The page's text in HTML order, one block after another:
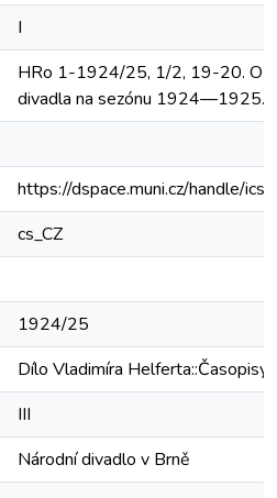
I
HRo 1-1924/25, 1/2, 19-20. O
divadla na sezónu 1924—1925.
https://dspace.muni.cz/handle/
cs_CZ
1924/25
Dílo Vladimíra Helferta::Časopisy
III
Národní divadlo v Brně